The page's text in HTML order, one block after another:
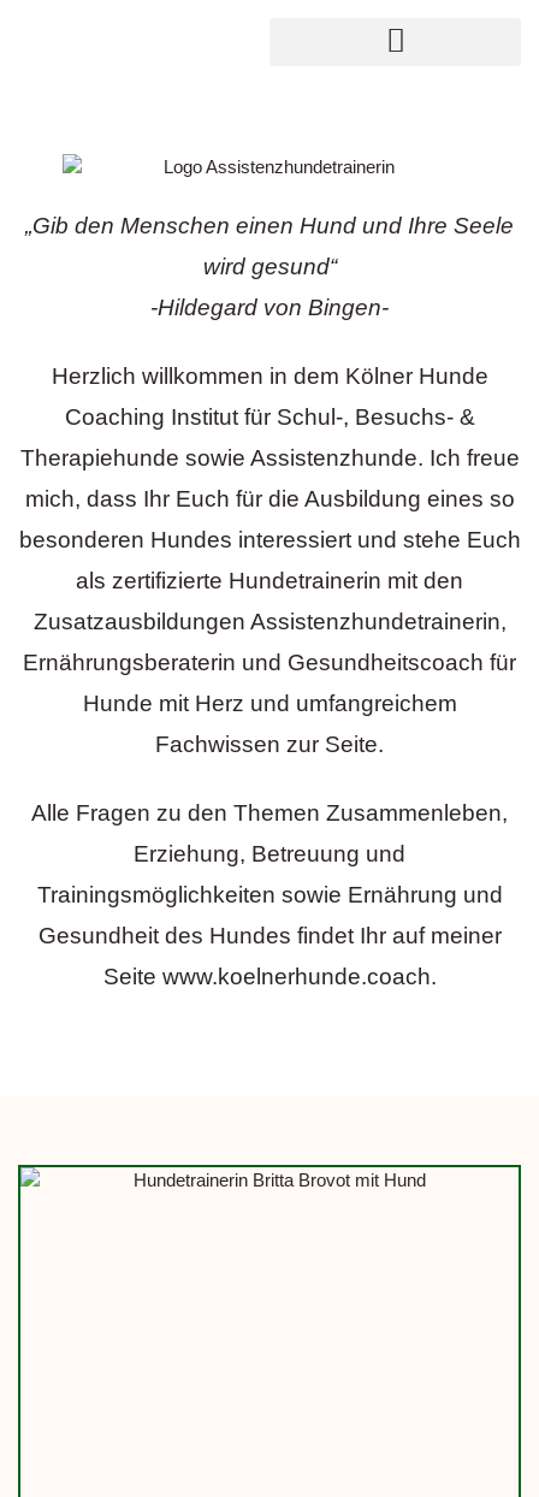
„Gib den Menschen einen Hund und Ihre Seele
wird gesund“
-Hildegard von Bingen-
Herzlich willkommen in dem Kölner Hunde
Coaching Institut für Schul-, Besuchs- &
Therapiehunde sowie Assistenzhunde. Ich freue
mich, dass Ihr Euch für die Ausbildung eines so
besonderen Hundes interessiert und stehe Euch
als zertifizierte Hundetrainerin mit den
Zusatzausbildungen Assistenzhundetrainerin,
Ernährungsberaterin und Gesundheitscoach für
Hunde mit Herz und umfangreichem
Fachwissen zur Seite.
Alle Fragen zu den Themen Zusammenleben,
Erziehung, Betreuung und
Trainingsmöglichkeiten sowie Ernährung und
Gesundheit des Hundes findet Ihr auf meiner
Seite www.koelnerhunde.coach.